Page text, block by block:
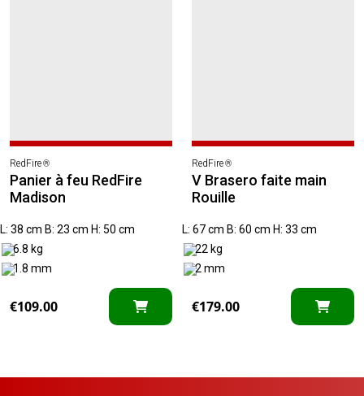
RedFire®
Panier à feu RedFire
Madison
38 cm B: 23 cm H: 50 cm
6.8 kg
1.8 mm
€109.00
RedFire®
V Brasero faite main
Rouille
L: 67 cm B: 60 cm H: 33 cm
22 kg
2 mm
€179.00